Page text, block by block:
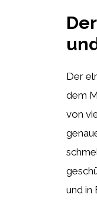
Der
dem
von
und in